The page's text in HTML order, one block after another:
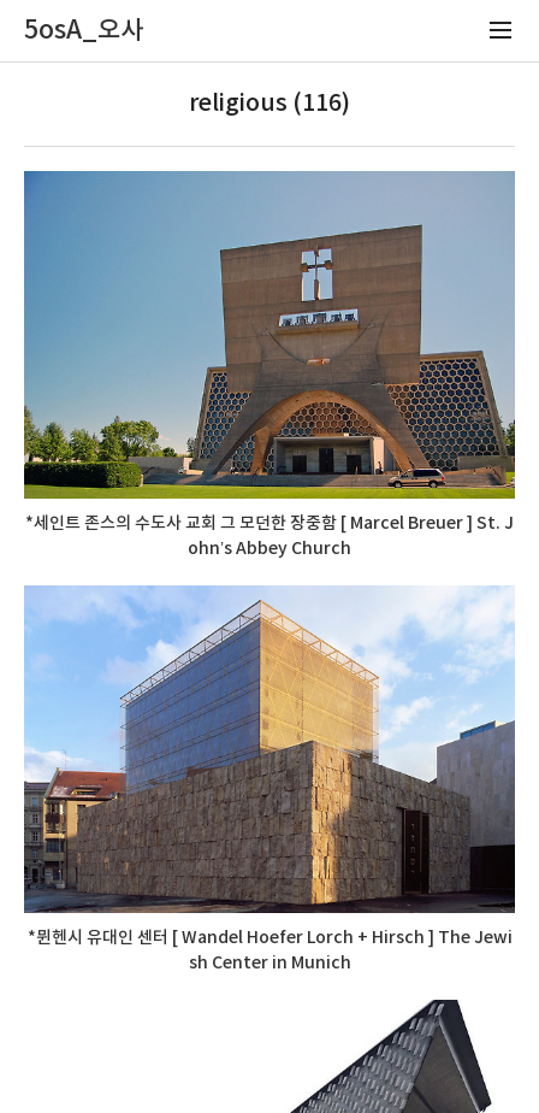
5osA_오사
religious (116)
*세인트 존스의 수도사 교회 그 모던한 장중함 [ Marcel Breuer ] St. J
ohn’s Abbey Church
*뮌헨시 유대인 센터 [ Wandel Hoefer Lorch + Hirsch ] The Jewi
sh Center in Munich